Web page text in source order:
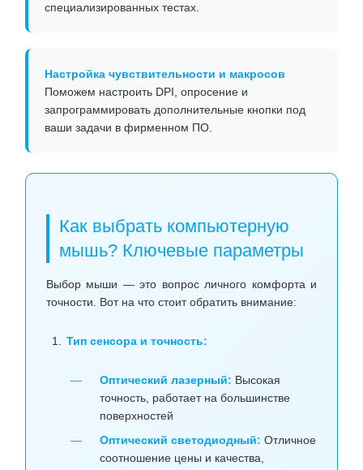
специализированных тестах.
Настройка чувствительности и макросов
Поможем настроить DPI, опросение и
запрограммировать дополнительные кнопки под
ваши задачи в фирменном ПО.
Как выбрать компьютерную
мышь? Ключевые параметры
Выбор мыши — это вопрос личного комфорта и
точности. Вот на что стоит обратить внимание:
Тип сенсора и точность:
Оптический лазерный: Высокая
точность, работает на большинстве
поверхностей
Оптический светодиодный: Отличное
соотношение цены и качества,